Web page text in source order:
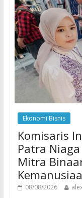
Ekonomi Bisnis
Komisaris
Patra
Mitra
08/08/2026